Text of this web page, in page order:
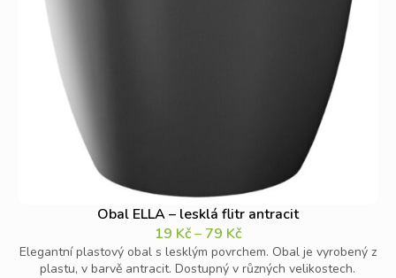
Obal ELLA – lesklá flitr antracit
19 Kč– 79 Kč
Elegantní plastový obal s lesklým povrchem. Obal je vyrobený z
plastu, v barvě antracit. Dostupný v různých velikostech.